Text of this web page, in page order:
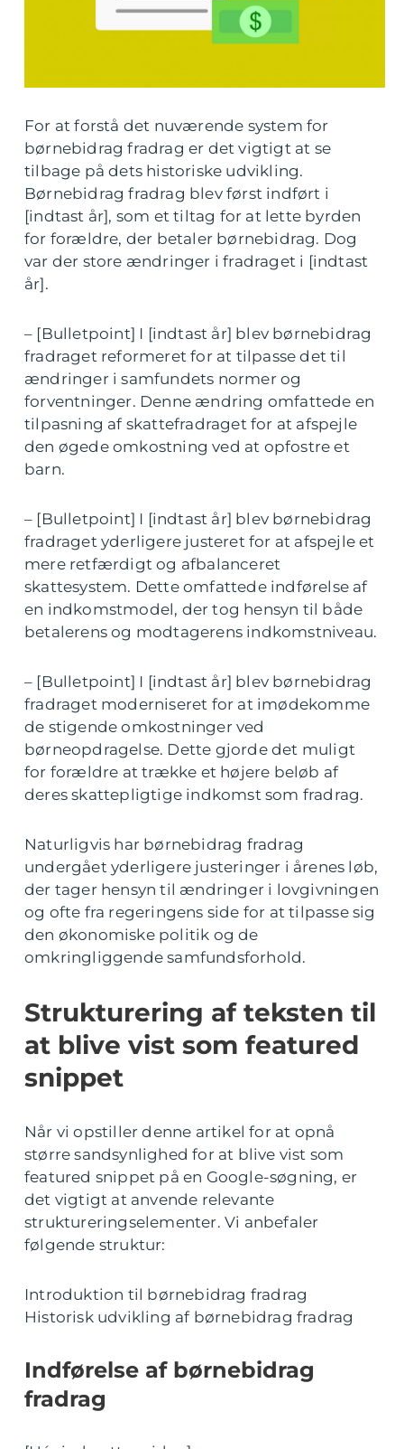
For at forstå det nuværende system for
børnebidrag fradrag er det vigtigt at se
tilbage på dets historiske udvikling.
Børnebidrag fradrag blev først indført i
[indtast år], som et tiltag for at lette byrden
for forældre, der betaler børnebidrag. Dog
var der store ændringer i fradraget i [indtast
år].
– [Bulletpoint] I [indtast år] blev børnebidrag
fradraget reformeret for at tilpasse det til
ændringer i samfundets normer og
forventninger. Denne ændring omfattede en
tilpasning af skattefradraget for at afspejle
den øgede omkostning ved at opfostre et
barn.
– [Bulletpoint] I [indtast år] blev børnebidrag
fradraget yderligere justeret for at afspejle et
mere retfærdigt og afbalanceret
skattesystem. Dette omfattede indførelse af
en indkomstmodel, der tog hensyn til både
betalerens og modtagerens indkomstniveau.
– [Bulletpoint] I [indtast år] blev børnebidrag
fradraget moderniseret for at imødekomme
de stigende omkostninger ved
børneopdragelse. Dette gjorde det muligt
for forældre at trække et højere beløb af
deres skattepligtige indkomst som fradrag.
Naturligvis har børnebidrag fradrag
undergået yderligere justeringer i årenes løb,
der tager hensyn til ændringer i lovgivningen
og ofte fra regeringens side for at tilpasse sig
den økonomiske politik og de
omkringliggende samfundsforhold.
Strukturering af teksten til
at blive vist som featured
snippet
Når vi opstiller denne artikel for at opnå
større sandsynlighed for at blive vist som
featured snippet på en Google-søgning, er
det vigtigt at anvende relevante
struktureringselementer. Vi anbefaler
følgende struktur:
Introduktion til børnebidrag fradrag
Historisk udvikling af børnebidrag fradrag
Indførelse af børnebidrag
fradrag